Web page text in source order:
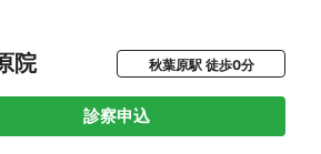
院 秋葉原駅 徒歩0分
診察申込